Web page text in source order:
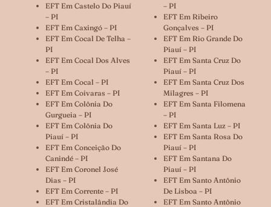
EFT Em Castelo Do Piauí
– PI
EFT Em Caxingó – PI
EFT Em Cocal De Telha –
PI
EFT Em Cocal Dos Alves
– PI
EFT Em Cocal – PI
EFT Em Coivaras – PI
EFT Em Colônia Do
Gurgueia – PI
EFT Em Colônia Do
Piauí – PI
EFT Em Conceição Do
Canindé – PI
EFT Em Coronel José
Dias – PI
EFT Em Corrente – PI
EFT Em Cristalândia Do
– PI
EFT Em Ribeiro
Gonçalves – PI
EFT Em Rio Grande Do
Piauí – PI
EFT Em Santa Cruz Do
Piauí – PI
EFT Em Santa Cruz Dos
Milagres – PI
EFT Em Santa Filomena
– PI
EFT Em Santa Luz – PI
EFT Em Santa Rosa Do
Piauí – PI
EFT Em Santana Do
Piauí – PI
EFT Em Santo Antônio
De Lisboa – PI
EFT Em Santo Antônio